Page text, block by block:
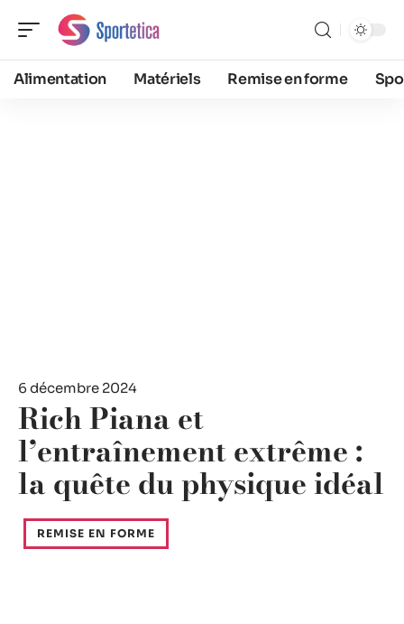
Alimentation Matériels Remise en forme
6 décembre 2024
Rich Piana et
l’entraînement extrême :
la quête du physique idéal
REMISE EN FORME